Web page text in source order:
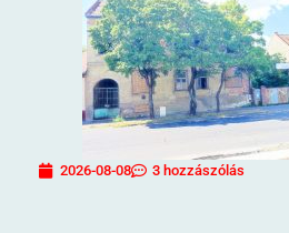
2026-08-08 3 hozzászólás